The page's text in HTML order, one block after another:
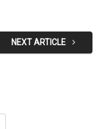
NEXT ARTICLE